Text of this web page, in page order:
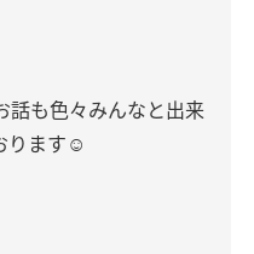
話も色々みんなと出来
ります☺️